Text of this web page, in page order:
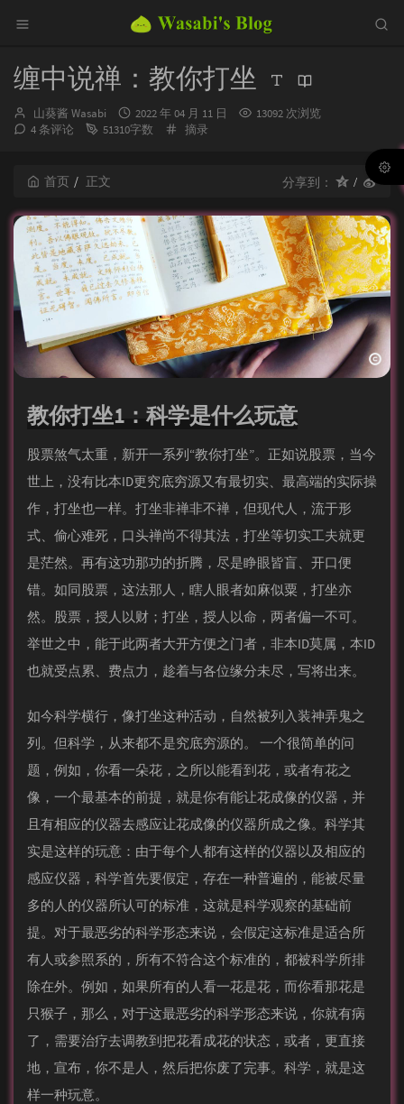
缠中说禅：教你打坐
博
主：
山葵酱 Wasabi
发
布
2022 年 04 月 11 日
13092 次浏览
4 条评论
51310字数
分
摘录
首页 正文 分享到：
教你打坐1：科学是什么玩意
股票煞气太重，新开一系列“教你打坐”。正如说股票，当今
世上，没有比本ID更究底穷源又有最切实、最高端的实际操
作，打坐也一样。打坐非禅非不禅，但现代人，流于形
式、偷心难死，口头禅尚不得其法，打坐等切实工夫就更
是茫然。再有这功那功的折腾，尽是睁眼皆盲、开口便
错。如同股票，这法那人，瞎人眼者如麻似粟，打坐亦
然。股票，授人以财；打坐，授人以命，两者偏一不可。
举世之中，能于此两者大开方便之门者，非本ID莫属，本ID
也就受点累、费点力，趁着与各位缘分未尽，写将出来。
如今科学横行，像打坐这种活动，自然被列入装神弄鬼之
列。但科学，从来都不是究底穷源的。 一个很简单的问
题，例如，你看一朵花，之所以能看到花，或者有花之
像，一个最基本的前提，就是你有能让花成像的仪器，并
且有相应的仪器去感应让花成像的仪器所成之像。科学其
实是这样的玩意：由于每个人都有这样的仪器以及相应的
感应仪器，科学首先要假定，存在一种普遍的，能被尽量
多的人的仪器所认可的标准，这就是科学观察的基础前
提。对于最恶劣的科学形态来说，会假定这标准是适合所
有人或参照系的，所有不符合这个标准的，都被科学所排
除在外。例如，如果所有的人看一花是花，而你看那花是
只猴子，那么，对于这最恶劣的科学形态来说，你就有病
了，需要治疗去调教到把花看成花的状态，或者，更直接
地，宣布，你不是人，然后把你废了完事。科学，就是这
样一种玩意。